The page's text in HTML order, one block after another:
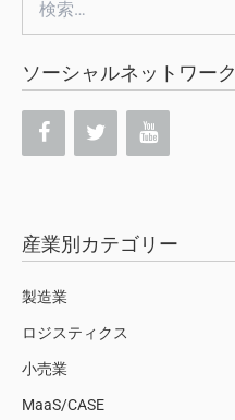
ソーシャルネットワーク
産業別カテゴリー
製造業
ロジスティクス
小売業
MaaS/CASE